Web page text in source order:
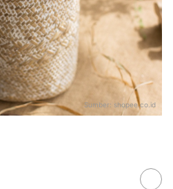
Sumber: shopee.co.id